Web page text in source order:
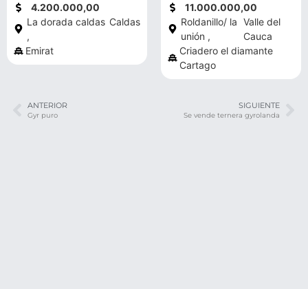
4.200.000,00
La dorada caldas
,
Caldas
Emirat
11.000.000,00
Roldanillo/ la
unión ,
Valle del
Cauca
Criadero el diamante
Cartago
ANTERIOR
Gyr puro
SIGUIENTE
Se vende ternera gyrolanda